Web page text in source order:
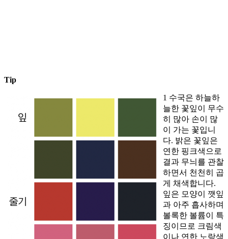
Tip
1 수국은 하늘하
늘한 꽃잎이 무수
히 많아 손이 많
이 가는 꽃입니
다. 밝은 꽃잎은
연한 핑크색으로
결과 무늬를 관찰
하면서 천천히 곱
게 채색합니다.
잎은 모양이 깻잎
과 아주 흡사하며
볼록한 볼륨이 특
징이므로 크림색
이나 연한 노랑색